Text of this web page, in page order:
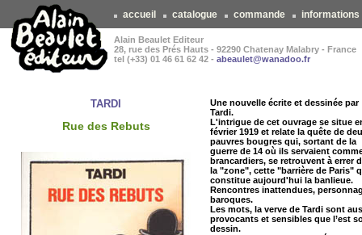
accueil catalogue commande informations
Alain Beaulet Editeur
28, rue des Prés Hauts - 92290 Chatenay Malabry - France
tel (+33) 01 46 61 62 42 - abeaulet@wanadoo.fr
TARDI
Rue des Rebuts
Une nouvelle écrite et dessinée par
Tardi.
L'intrigue de cet ouvrage se situe
février 1919 et relate la quête de
pauvres bougres qui, sortant de la
guerre de 14 où ils servaient
brancardiers, se retrouvent à errer
la "zone", cette "barrière de Paris"
constitue aujourd'hui la banlieue.
Rencontres inattendues,
baroques.
Les mots, la verve de Tardi sont
provocants et sensibles que l’est
dessin.